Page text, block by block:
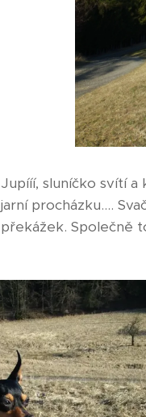
Jupííí, sluníčko svítí
jarní procházku....
překážek. Společně